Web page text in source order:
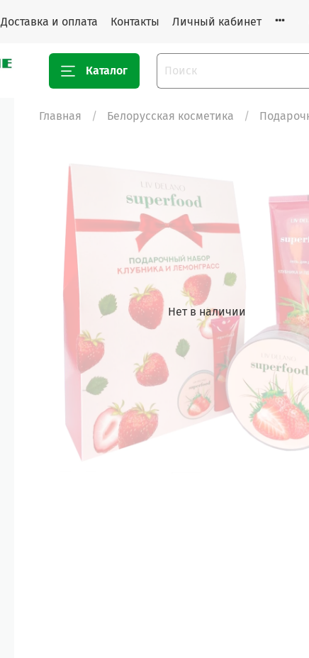
Доставка и оплата Контакты Личный кабинет
Каталог
Главная Белорусская косметика
Нет в наличии